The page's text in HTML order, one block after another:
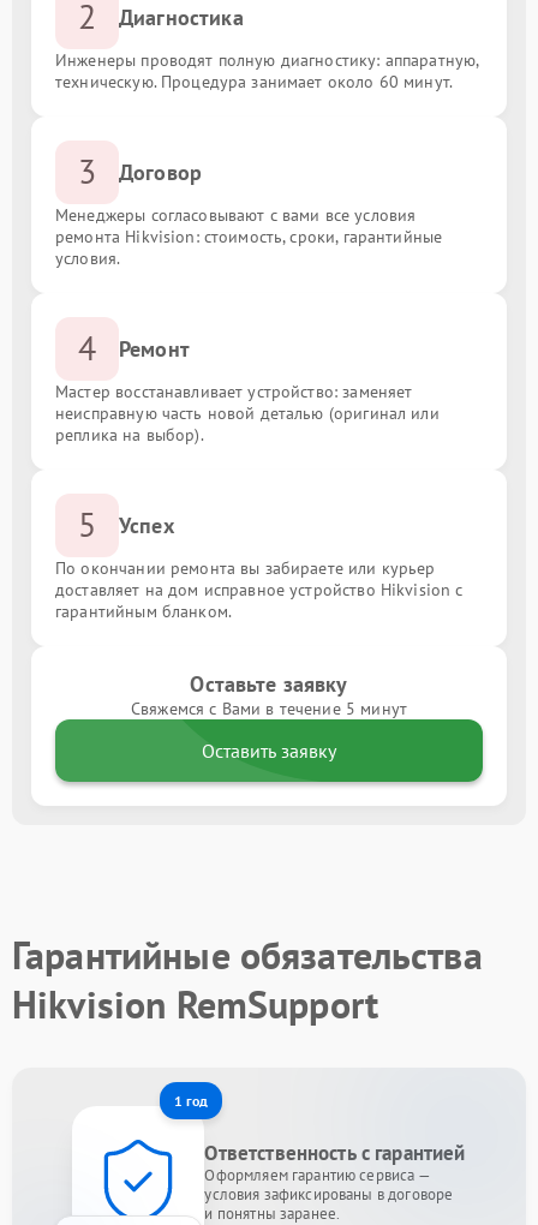
2 Диагностика
Инженеры проводят полную диагностику: аппаратную,
техническую. Процедура занимает около 60 минут.
3 Договор
Менеджеры согласовывают с вами все условия
ремонта Hikvision: стоимость, сроки, гарантийные
условия.
4 Ремонт
Мастер восстанавливает устройство: заменяет
неисправную часть новой деталью (оригинал или
реплика на выбор).
5 Успех
По окончании ремонта вы забираете или курьер
доставляет на дом исправное устройство Hikvision с
гарантийным бланком.
Оставьте заявку
Свяжемся с Вами в течение 5 минут
Оставить заявку
Гарантийные обязательства
Hikvision RemSupport
1 год
Ответственность с гарантией
Оформляем гарантию сервиса —
условия зафиксированы в договоре
и понятны заранее.